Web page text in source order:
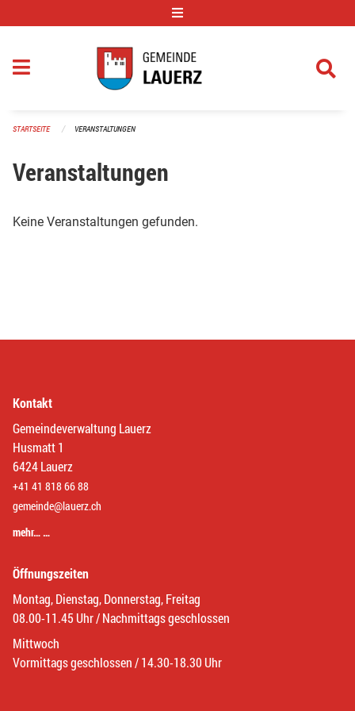
STARTSEITE VERANSTALTUNGEN
Veranstaltungen
Keine Veranstaltungen gefunden.
Kontakt
Gemeindeverwaltung Lauerz
Husmatt 1
6424 Lauerz
+41 41 818 66 88
gemeinde@lauerz.ch
mehr… …
Öffnungszeiten
Montag, Dienstag, Donnerstag, Freitag
08.00-11.45 Uhr / Nachmittags geschlossen
Mittwoch
Vormittags geschlossen / 14.30-18.30 Uhr